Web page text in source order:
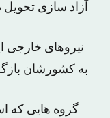
آزاد سازی تحویل
-نیروهای خارجی
به کشورشان
– گروه هایی که